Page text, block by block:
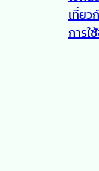
เที่ยว
การใ